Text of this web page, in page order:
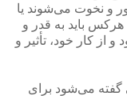
و نخوت می‌شوند یا
هركس باید به قدر و
از كار خود، تأثیر و
گفته می‌شود برای